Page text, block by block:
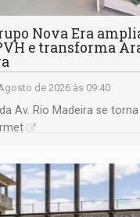
Nova Era
e transforma
de 2026 às 09:40
Av. Rio Madeira se